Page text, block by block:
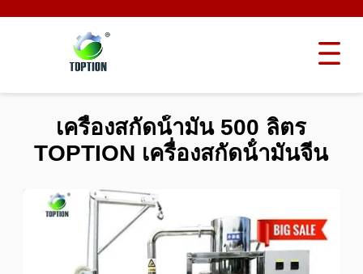
เครื่องสกัดน้ํามัน 500 ลิตร
TOPTION เครื่องสกัดน้ํามันจีน